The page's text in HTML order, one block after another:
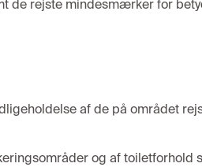
de rejste mindesmærker for
af de på området
og af toiletforhold